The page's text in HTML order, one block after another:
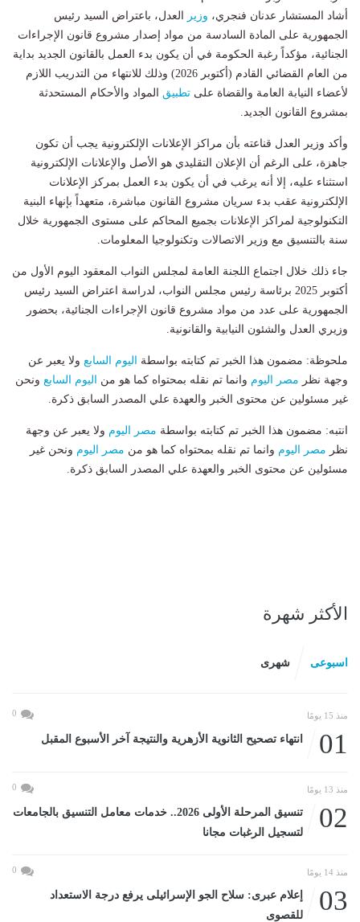
أشاد المستشار عدنان فنجري، وزير
العدل، باعتراض السيد رئيس
الجمهورية على المادة السادسة من مواد إصدار مشروع قانون الإجراءات
الجنائية، مؤكداً رغبة الحكومة في أن يكون بدء العمل بالقانون الجديد بداية
من العام القضائي القادم (أكتوبر 2026) وذلك للانتهاء من التدريب اللازم
لأعضاء النيابة العامة والقضاة على تطبيق المواد والأحكام المستحدثة
بمشروع القانون الجديد.
وأكد وزير العدل قناعته بأن مراكز الإعلانات الإلكترونية يجب أن تكون
جاهزة، على الرغم أن الإعلان التقليدي هو الأصل والإعلانات الإلكترونية
استثناء عليه، إلا أنه يرغب في أن يكون بدء العمل بمركز الإعلانات
الإلكترونية عقب بدء سريان مشروع القانون مباشرة، متعهداً بإنهاء البنية
التكنولوجية لمراكز الإعلانات بجميع المحاكم على مستوى الجمهورية خلال
سنة بالتنسيق مع وزير الاتصالات وتكنولوجيا المعلومات.
جاء ذلك خلال اجتماع اللجنة العامة لمجلس النواب المعقود اليوم الأول من
أكتوبر 2025 برئاسة رئيس مجلس النواب، لدراسة اعتراض السيد رئيس
الجمهورية على عدد من مواد مشروع قانون الإجراءات الجنائية، بحضور
وزيري العدل والشئون النيابية والقانونية.
ملحوظة: مضمون هذا الخبر تم كتابته بواسطة اليوم السابع ولا يعبر عن
وجهة نظر مصر اليوم وانما تم نقله بمحتواه كما هو من اليوم السابع ونحن
غير مسئولين عن محتوى الخبر والعهدة علي المصدر السابق ذكرة.
انتبه: مضمون هذا الخبر تم كتابته بواسطة مصر اليوم ولا يعبر عن وجهة
نظر مصر اليوم وانما تم نقله بمحتواه كما هو من مصر اليوم ونحن غير
مسئولين عن محتوى الخبر والعهدة علي المصدر السابق ذكرة.
الأكثر شهرة
اسبوعى شهرى
منذ 15 يومًا 0
01 انتهاء تصحيح الثانوية الأزهرية والنتيجة آخر الأسبوع المقبل
منذ 13 يومًا 0
02
تنسيق المرحلة الأولى 2026.. خدمات معامل التنسيق بالجامعات
لتسجيل الرغبات مجانا
منذ 14 يومًا 0
03
إعلام عبرى: سلاح الجو الإسرائيلى يرفع درجة الاستعداد
للقصوى